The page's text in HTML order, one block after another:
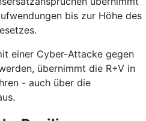
bis zur Höhe des
einer Cyber-Attacke gegen
übernimmt die R+V in
- auch über die